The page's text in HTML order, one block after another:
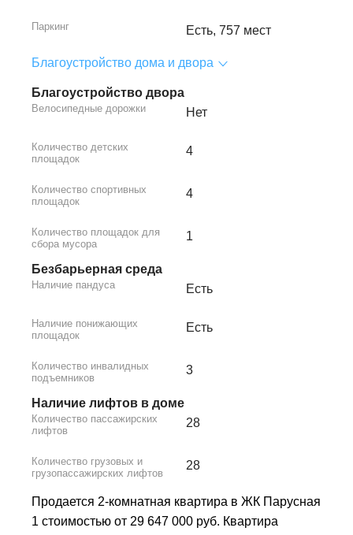
Паркинг Есть, 757 мест
Благоустройство дома и двора
Благоустройство двора
Велосипедные дорожки Нет
Количество детских
площадок
4
Количество спортивных
площадок
4
Количество площадок для
сбора мусора
1
Безбарьерная среда
Наличие пандуса Есть
Наличие понижающих
площадок
Есть
Количество инвалидных
подъемников
3
Наличие лифтов в доме
Количество пассажирских
лифтов
28
Количество грузовых и
грузопассажирских лифтов
28
Продается 2-комнатная квартира в ЖК Парусная
1 стоимостью от 29 647 000 руб. Квартира